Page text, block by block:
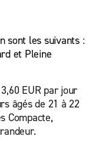
sont les suivants :
et Pleine
EUR par jour
âgés de 21 à 22
Compacte,